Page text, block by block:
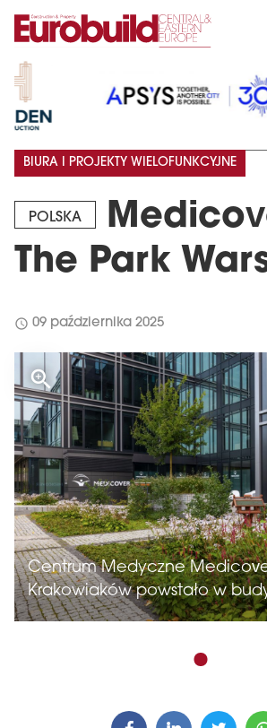
POLSKA
The Park
BIURA I PROJEKTY WIELOFUNKCYJNE
schedule 09 października 2025
Centrum Medyczne
Krakowiaków powstało w